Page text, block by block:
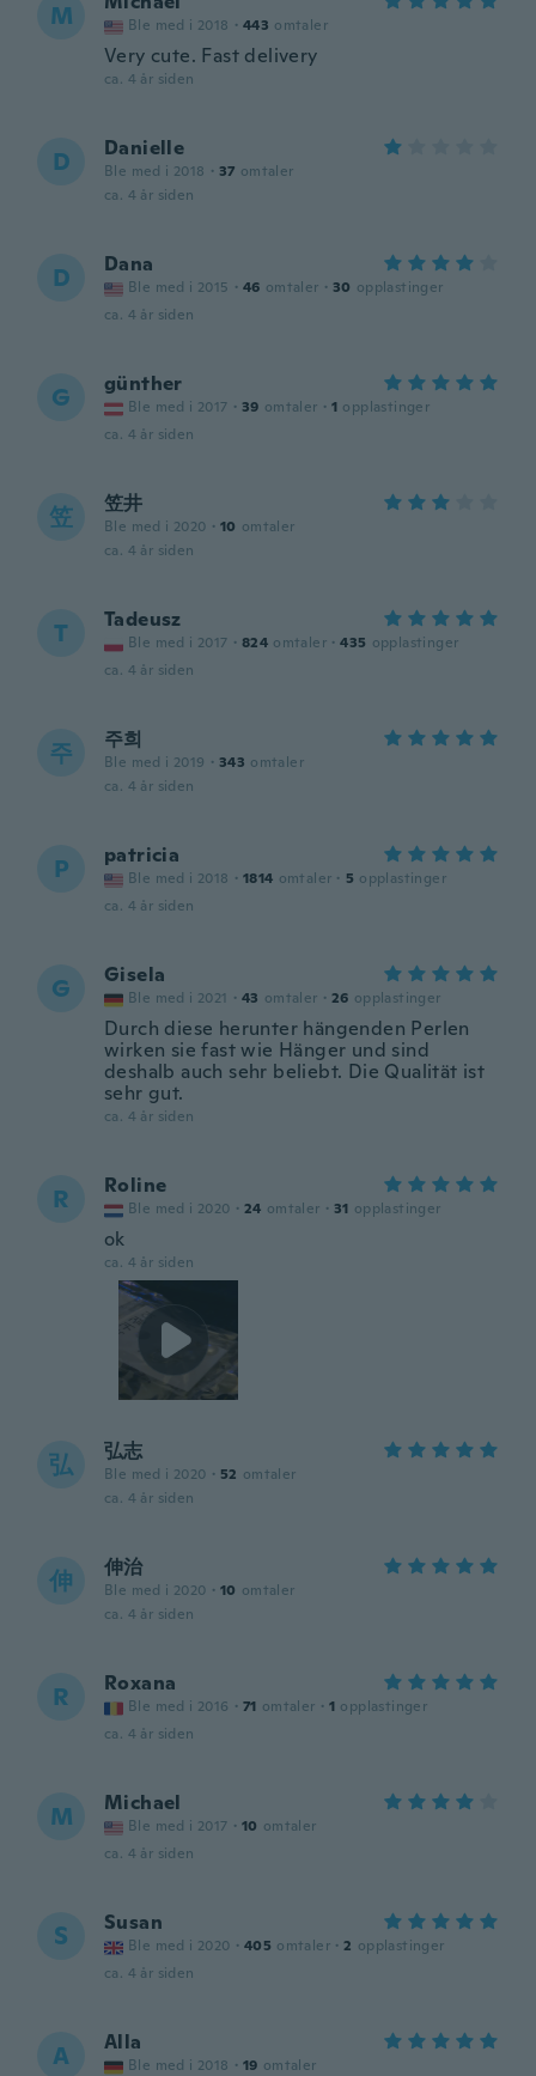
M Ble med i 2018 · 443 omtaler
Very cute. Fast delivery
ca. 4 år siden
D Danielle
Ble med i 2018 · 37 omtaler
ca. 4 år siden
D Dana
Ble med i 2015 · 46 omtaler · 30 opplastinger
ca. 4 år siden
G günther
Ble med i 2017 · 39 omtaler · 1 opplastinger
ca. 4 år siden
笠 笠井
Ble med i 2020 · 10 omtaler
ca. 4 år siden
T Tadeusz
Ble med i 2017 · 824 omtaler · 435 opplastinger
ca. 4 år siden
주 주희
Ble med i 2019 · 343 omtaler
ca. 4 år siden
P patricia
Ble med i 2018 · 1814 omtaler · 5 opplastinger
ca. 4 år siden
G Gisela
Ble med i 2021 · 43 omtaler · 26 opplastinger
Durch diese herunter hängenden Perlen
wirken sie fast wie Hänger und sind
deshalb auch sehr beliebt. Die Qualität ist
sehr gut.
ca. 4 år siden
R Roline
Ble med i 2020 · 24 omtaler · 31 opplastinger
ok
ca. 4 år siden
弘 弘志
Ble med i 2020 · 52 omtaler
ca. 4 år siden
伸 伸治
Ble med i 2020 · 10 omtaler
ca. 4 år siden
R Roxana
Ble med i 2016 · 71 omtaler · 1 opplastinger
ca. 4 år siden
M Michael
Ble med i 2017 · 10 omtaler
ca. 4 år siden
S Susan
Ble med i 2020 · 405 omtaler · 2 opplastinger
ca. 4 år siden
A Alla
Ble med i 2018 · 19 omtaler